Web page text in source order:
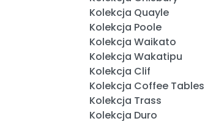
Kolekcja Quayle
Kolekcja Poole
Kolekcja Waikato
Kolekcja Wakatipu
Kolekcja Clif
Kolekcja Coffee Tables
Kolekcja Trass
Kolekcja Duro